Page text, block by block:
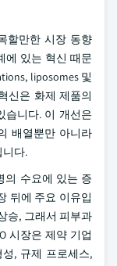
할만한 시장 동향
에 있는 혁신 때문
liposomes 및
신은 화제 제품의
습니다. 이 개선은
배열뿐만 아니라
니다.
의 수요에 있는 증
뒤에 주요 이유입
승, 그래서 피부과
시장은 제약 기업
, 규제 프로세스,